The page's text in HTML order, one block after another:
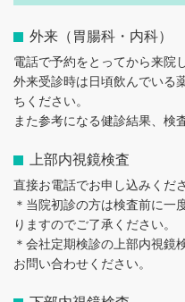
外来（胃腸科・内科）
電話で予約をとってから来院
外来受診時は日頃飲んでいる
ちください。
また参考になる健診結果、検
上部内視鏡検査
直接お電話でお申し込みくださ
＊当院初診の方は検査前に一
りますのでご了承ください。
＊会社定期検診の上部内視鏡
お問い合わせください。